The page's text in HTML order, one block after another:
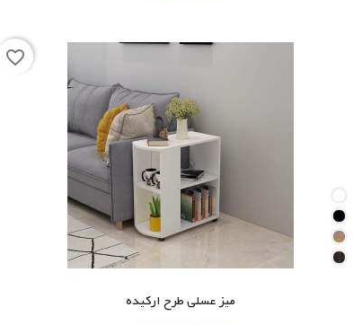
میز عسلی طرح ارکیده


favorite_border